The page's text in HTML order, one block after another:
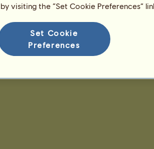
by visiting the “Set Cookie Preferences”
Set Cookie
Preferences